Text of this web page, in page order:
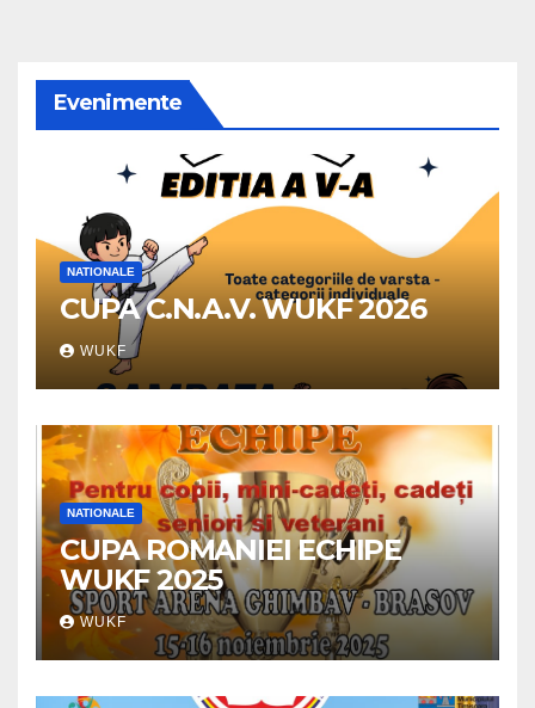
Evenimente
NATIONALE
CUPA C.N.A.V. WUKF 2026
WUKF
NATIONALE
CUPA ROMANIEI ECHIPE
WUKF 2025
WUKF